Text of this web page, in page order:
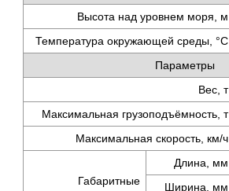
Высота над уровнем моря, м
Температура окружающей среды, °C
Параметры
Вес, т
Максимальная грузоподъёмность, т
Макcимальная скорость, км/ч
Габаритные
Длина, мм
Ширина, мм